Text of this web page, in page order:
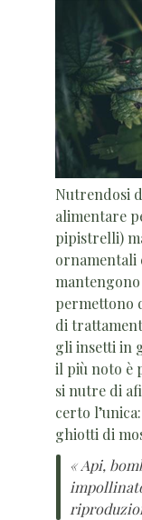
Nutrendosi
alimentare
pipistrelli)
ornamentali
permettono
di
gli insetti in
il più noto è
si nutre di
certo
ghiotti di
« Api,